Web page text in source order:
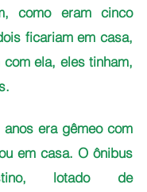
como eram cinco
ficariam em casa,
ela, eles tinham,
era gêmeo com
em casa. O ônibus
lotado de